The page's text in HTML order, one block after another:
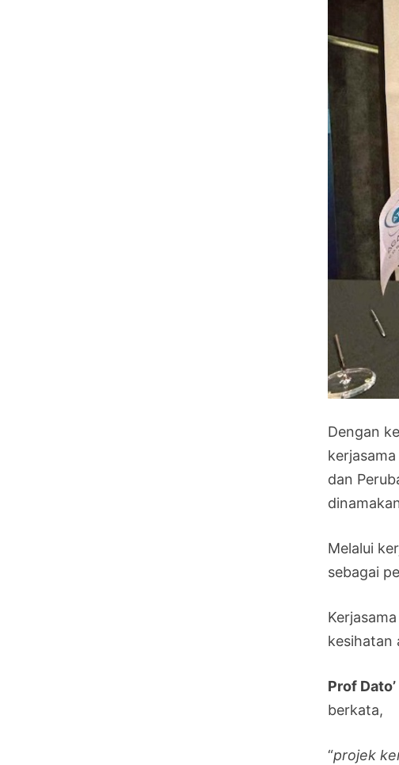
Dengan
dan
Melalui
sebagai
kesihatan
Prof
berkata,
“projek